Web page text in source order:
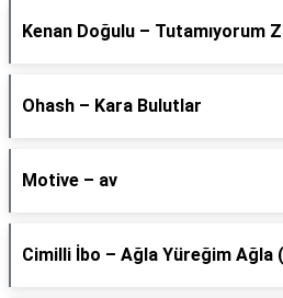
Kenan Doğulu – Tutamıyorum
Ohash – Kara Bulutlar
Motive – av
Cimilli İbo – Ağla Yüreğim Ağla